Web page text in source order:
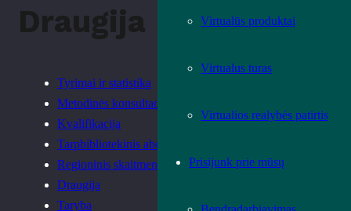
Virtualūs produktai
Virtualus turas
Virtualios realybės patirtis
Prisijunk prie mūsų
Draugija
Tyrimai ir statistika
Metodinės konsultacijos
Kvalifikacija
Tarpbibliotekinis abonementas
Regioninis skaitmeninimo centras
Draugija
Taryba